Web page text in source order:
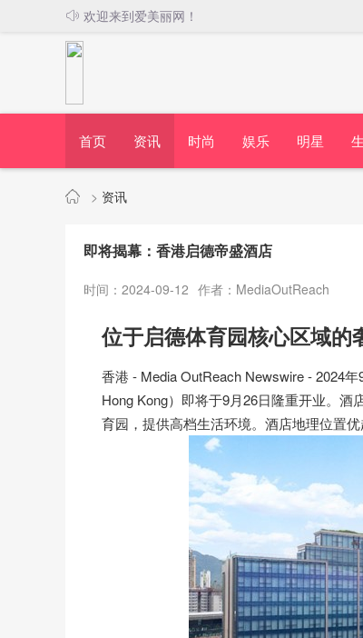
欢迎来到爱美丽网！
首页 资讯 时尚 娱乐 明星
> 资讯
即将揭幕：香港启德帝盛酒店
时间：2024-09-12 作者：MediaOutReach
位于启德体育园核心区域的
香港 - Media OutReach Newswire- 2024
Hong Kong）即将于9月26日隆重开业。
育园，提供高档生活环境。酒店地理位置